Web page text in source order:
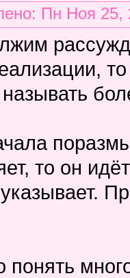
Пн Ноя 25,
называть
то он
понять